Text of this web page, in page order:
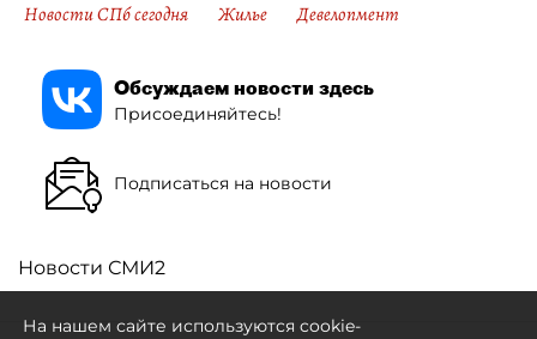
Новости СПб сегодня
Жилье Девелопмент
Обсуждаем новости здесь
Присоединяйтесь!
Подписаться на новости
Новости СМИ2
На нашем сайте используются cookie-